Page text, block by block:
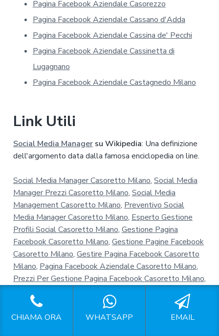
Pagina Facebook Aziendale Casorezzo
Pagina Facebook Aziendale Cassano d'Adda
Pagina Facebook Aziendale Cassina de' Pecchi
Pagina Facebook Aziendale Cassinetta di
Lugagnano
Pagina Facebook Aziendale Castagnedo Milano
Link Utili
Social Media Managersu Wikipedia: Una definizione
dell'argomento data dalla famosa enciclopedia on line.
Social Media Manager Casoretto Milano, Social Media
Manager Prezzi Casoretto Milano, Social Media
Management Casoretto Milano, Preventivo Social
Media Manager Casoretto Milano, Esperto Gestione
Profili Social Casoretto Milano, Gestione Pagina
Facebook Casoretto Milano, Gestione Pagine Facebook
Casoretto Milano, Gestire Pagina Facebook Casoretto
Milano, Pagina Facebook Aziendale Casoretto Milano,
Prezzi Per Gestione Pagina Facebook Casoretto Milano,
Gestione Pagine
Instagram Casoretto Milano,Gestione Account
Instagram Casoretto Milano,Gestione Profili Instagram
CHIAMA ORA WHATSAPP EMAIL